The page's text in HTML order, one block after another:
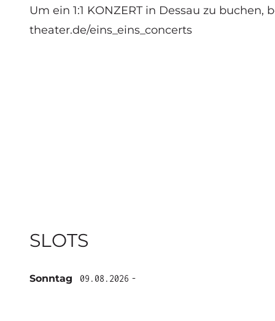
Um ein 1:1 KONZERT in Dessau zu buchen,
theater.de/eins_eins_concerts
SLOTS
Sonntag 09.08.2026 -